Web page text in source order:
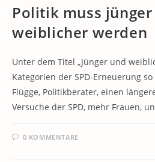
Politik muss jünger
weiblicher werden
Unter dem Titel „Jünger und
Kategorien der SPD-Erneuerung
Flügge, Politikberater, einen
Versuche der SPD, mehr Frauen,
0 KOMMENTARE